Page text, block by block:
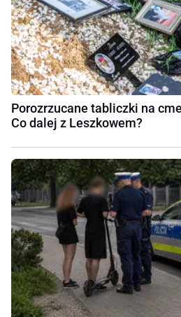
Porozrzucane tabliczki na
Co dalej z Leszkowem?